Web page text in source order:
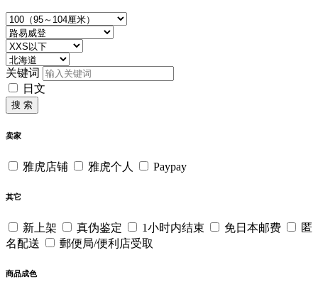
关键词
日文
搜 索
卖家
雅虎店铺 雅虎个人 Paypay
其它
新上架 真伪鉴定 1小时内结束 免日本邮费
匿
名配送
郵便局/便利店受取
商品成色